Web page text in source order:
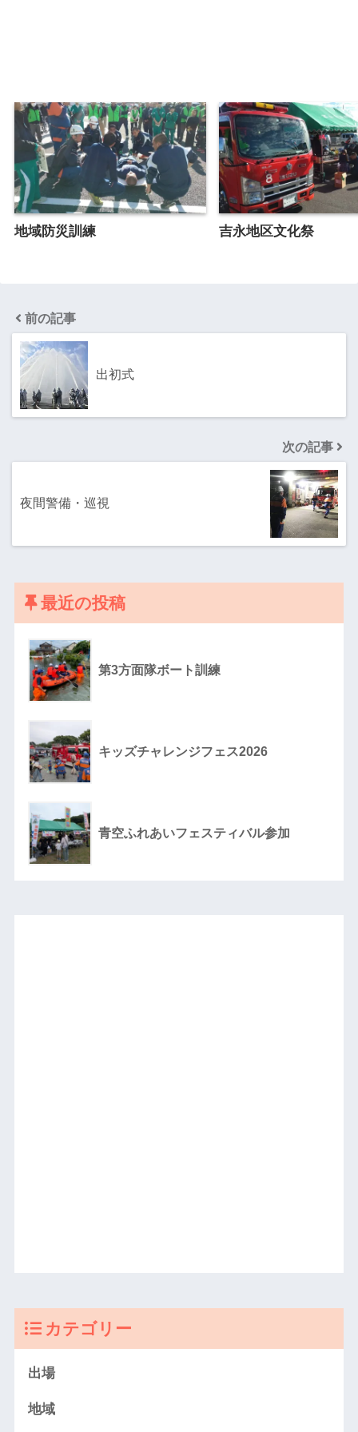
地域防災訓練 吉永地区文化祭
前の記事
出初式
次の記事
夜間警備・巡視
最近の投稿
第3方面隊ボート訓練
キッズチャレンジフェス2026
青空ふれあいフェスティバル参加
カテゴリー
出場
地域